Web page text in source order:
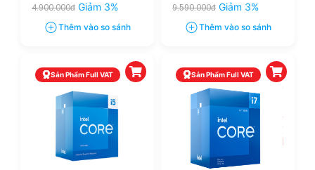
luồng, 20MB Cache, 125W)
- Socket Intel LGA 1700
4.900.000đ Giảm 3%
Thêm vào so sánh
Alder Lake)
9.590.000đ Giảm 3%
Thêm vào so sánh
Sản Phẩm Full VAT Sản Phẩm Full VAT